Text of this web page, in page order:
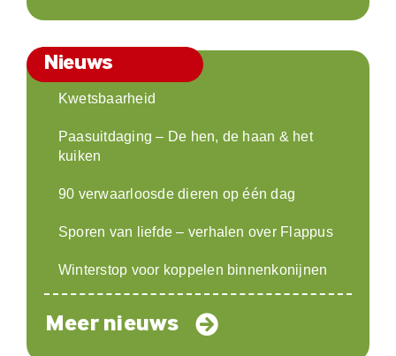
Nieuws
Kwetsbaarheid
Paasuitdaging – De hen, de haan & het
kuiken
90 verwaarloosde dieren op één dag
Sporen van liefde – verhalen over Flappus
Winterstop voor koppelen binnenkonijnen
Meer nieuws